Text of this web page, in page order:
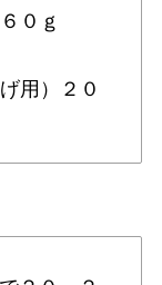
０ｇ
用）２０